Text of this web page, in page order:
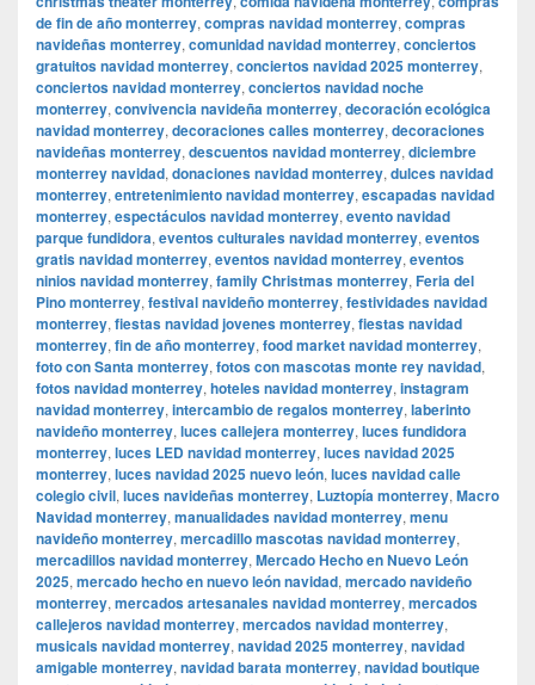
de fin de año monterrey, compras navidad monterrey, compras
navideñas monterrey, comunidad navidad monterrey, conciertos
gratuitos navidad monterrey, conciertos navidad 2025 monterrey,
conciertos navidad monterrey, conciertos navidad noche
monterrey, convivencia navideña monterrey, decoración ecológica
navidad monterrey, decoraciones calles monterrey, decoraciones
navideñas monterrey, descuentos navidad monterrey, diciembre
monterrey navidad, donaciones navidad monterrey, dulces navidad
monterrey, entretenimiento navidad monterrey, escapadas navidad
monterrey, espectáculos navidad monterrey, evento navidad
parque fundidora, eventos culturales navidad monterrey, eventos
gratis navidad monterrey, eventos navidad monterrey, eventos
ninios navidad monterrey, family Christmas monterrey, Feria del
Pino monterrey, festival navideño monterrey, festividades navidad
monterrey, fiestas navidad jovenes monterrey, fiestas navidad
monterrey, fin de año monterrey, food market navidad monterrey,
foto con Santa monterrey, fotos con mascotas monte rey navidad,
fotos navidad monterrey, hoteles navidad monterrey, instagram
navidad monterrey, intercambio de regalos monterrey, laberinto
navideño monterrey, luces callejera monterrey, luces fundidora
monterrey, luces LED navidad monterrey, luces navidad 2025
monterrey, luces navidad 2025 nuevo león, luces navidad calle
colegio civil, luces navideñas monterrey, Luztopía monterrey, Macro
Navidad monterrey, manualidades navidad monterrey, menu
navideño monterrey, mercadillo mascotas navidad monterrey,
mercadillos navidad monterrey, Mercado Hecho en Nuevo León
2025, mercado hecho en nuevo león navidad, mercado navideño
monterrey, mercados artesanales navidad monterrey, mercados
callejeros navidad monterrey, mercados navidad monterrey,
musicals navidad monterrey, navidad 2025 monterrey, navidad
amigable monterrey, navidad barata monterrey, navidad boutique